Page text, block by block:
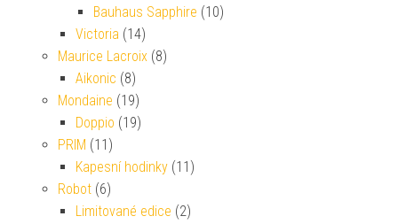
Bauhaus Sapphire (10)
Victoria (14)
Maurice Lacroix (8)
Aikonic (8)
Mondaine (19)
Doppio (19)
PRIM (11)
Kapesní hodinky (11)
Robot (6)
Limitované edice (2)